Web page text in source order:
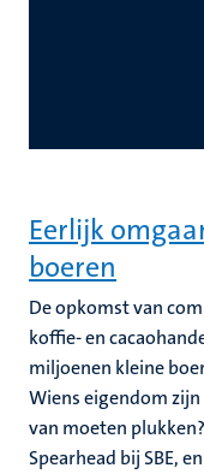
Eerlijk
boeren
De opkomst van
koffie- en
miljoenen kleine
Wiens eigendom
van moeten
Spearhead bij SBE,